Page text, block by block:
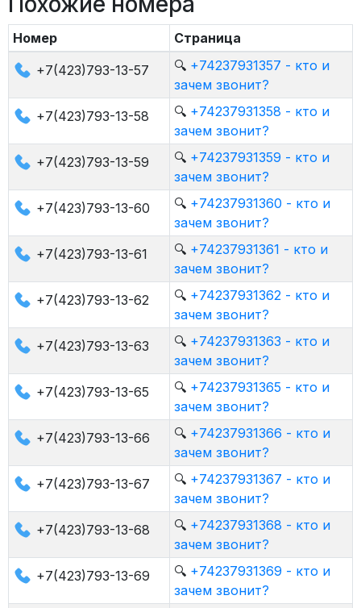
Номер
Страница
+7(423)793-13-57
🔍 +74237931357 - кто и
зачем звонит?
+7(423)793-13-58
🔍 +74237931358 - кто и
зачем звонит?
+7(423)793-13-59
🔍 +74237931359 - кто и
зачем звонит?
+7(423)793-13-60
🔍 +74237931360 - кто и
зачем звонит?
+7(423)793-13-61
🔍 +74237931361 - кто и
зачем звонит?
+7(423)793-13-62
🔍 +74237931362 - кто и
зачем звонит?
+7(423)793-13-63
🔍 +74237931363 - кто и
зачем звонит?
+7(423)793-13-65
🔍 +74237931365 - кто и
зачем звонит?
+7(423)793-13-66
🔍 +74237931366 - кто и
зачем звонит?
+7(423)793-13-67
🔍 +74237931367 - кто и
зачем звонит?
+7(423)793-13-68
🔍 +74237931368 - кто и
зачем звонит?
+7(423)793-13-69
🔍 +74237931369 - кто и
зачем звонит?